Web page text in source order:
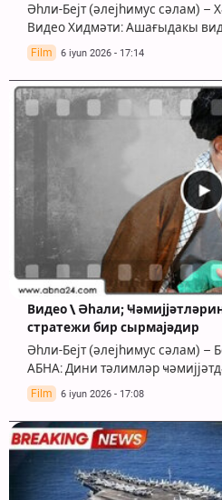
Әһли-Бејт (әлејһимус сәлам) –
Видео Хидмәти: Ашағыдакы
Film 6 iyun 2026 - 17:14
Видео \ Әһали;
стратежи бир сырмајәдир
Әһли-Бејт (әлејһимус сәлам) –
АБНА: Дини тәлимләр
Film 6 iyun 2026 - 17:08